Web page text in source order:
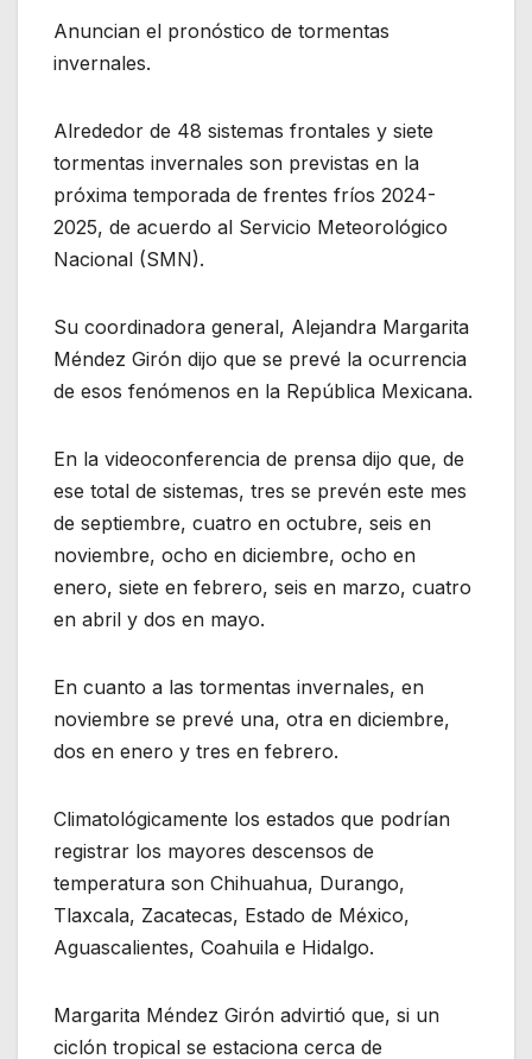
Anuncian el pronóstico de tormentas
invernales.
Alrededor de 48 sistemas frontales y siete
tormentas invernales son previstas en la
próxima temporada de frentes fríos 2024-
2025, de acuerdo al Servicio Meteorológico
Nacional (SMN).
Su coordinadora general, Alejandra Margarita
Méndez Girón dijo que se prevé la ocurrencia
de esos fenómenos en la República Mexicana.
En la videoconferencia de prensa dijo que, de
ese total de sistemas, tres se prevén este mes
de septiembre, cuatro en octubre, seis en
noviembre, ocho en diciembre, ocho en
enero, siete en febrero, seis en marzo, cuatro
en abril y dos en mayo.
En cuanto a las tormentas invernales, en
noviembre se prevé una, otra en diciembre,
dos en enero y tres en febrero.
Climatológicamente los estados que podrían
registrar los mayores descensos de
temperatura son Chihuahua, Durango,
Tlaxcala, Zacatecas, Estado de México,
Aguascalientes, Coahuila e Hidalgo.
Margarita Méndez Girón advirtió que, si un
ciclón tropical se estaciona cerca de